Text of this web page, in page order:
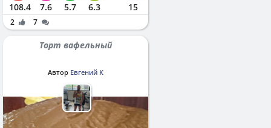
108.4 7.6 5.7 6.3 15
2 7
Торт вафельный
Автор Евгений К